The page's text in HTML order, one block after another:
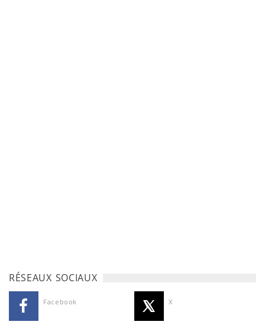
RÉSEAUX SOCIAUX
Facebook X